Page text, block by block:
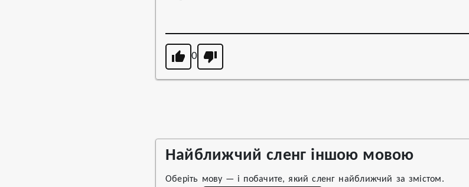
0
Найближчий сленг іншою мовою
Оберіть мову — і побачите, який сленг найближчий за змістом.